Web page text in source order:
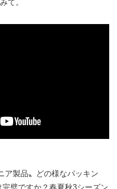
て。
ア製品〟どの様なパッキン
璧ですか？春夏秋3シーズン